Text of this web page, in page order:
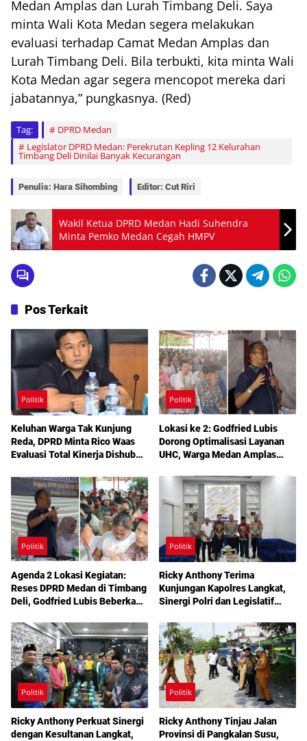
Medan Amplas dan Lurah Timbang Deli. Saya
minta Wali Kota Medan segera melakukan
evaluasi terhadap Camat Medan Amplas dan
Lurah Timbang Deli. Bila terbukti, kita minta Wali
Kota Medan agar segera mencopot mereka dari
jabatannya,” pungkasnya. (Red)
Tag:
DPRD Medan
Legislator DPRD Medan: Perekrutan Kepling 12 Kelurahan
Timbang Deli Dinilai Banyak Kecurangan
Penulis: Hara Sihombing Editor: Cut Riri
Wakil Ketua DPRD Medan Hadi Suhendra
Minta Pemko Medan Cegah HMPV
Pos Terkait
Politik
Keluhan Warga Tak Kunjung
Reda, DPRD Minta Rico Waas
Evaluasi Total Kinerja Dishub
Politik
Lokasi ke 2: Godfried Lubis
Dorong Optimalisasi Layanan
UHC, Warga Medan Amplas
Berobat Gratis Bermodal KTP
Politik
Agenda 2 Lokasi Kegiatan:
Reses DPRD Medan di Timbang
Deli, Godfried Lubis Beberkan
Layanan Kesehatan Gratis
Politik
Ricky Anthony Terima
Kunjungan Kapolres Langkat,
Sinergi Polri dan Legislatif
Politik
Ricky Anthony Perkuat Sinergi
dengan Kesultanan Langkat,
Politik
Ricky Anthony Tinjau Jalan
Provinsi di Pangkalan Susu,